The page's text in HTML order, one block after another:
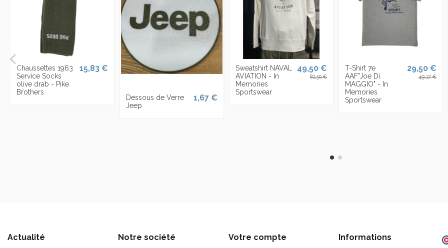
Chaussettes 1963
Service Socks
olive drab - Pike
Brothers
15,83 €
Dessous de Verre
Jeep
1,67 €
Sweatshirt NAVAL
AVIATION - In
Memories
Sportswear
49,50 €
82,50 €
T-Shirt 7e
AAF"Joe Di
MAGGIO" - In
Memories
Sportswear
29,50 €
49,17 €
Actualité Notre société Votre compte Informations